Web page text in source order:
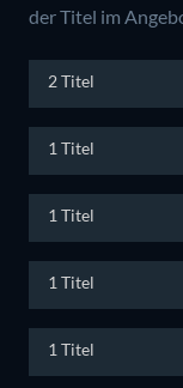
der Titel im
2 Titel
1 Titel
1 Titel
1 Titel
1 Titel